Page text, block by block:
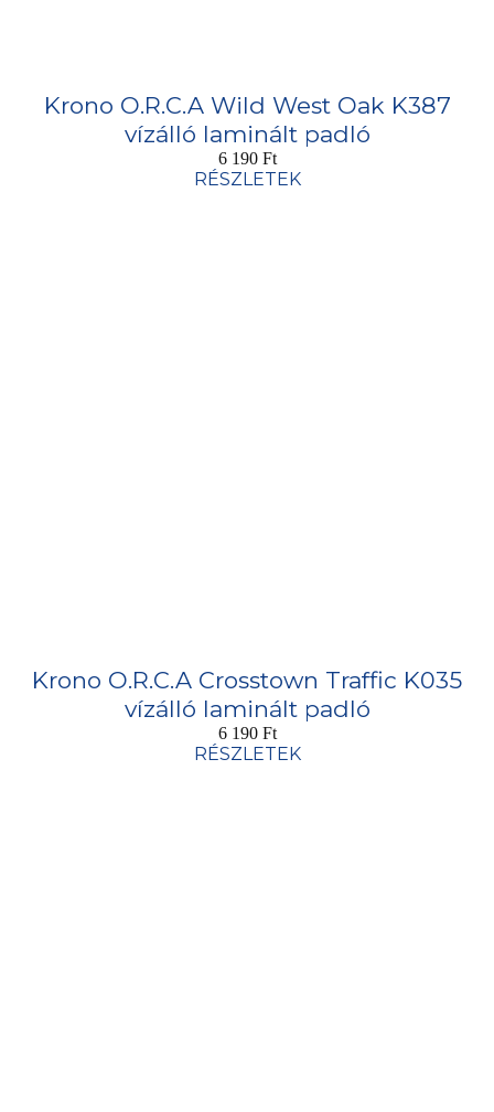
Krono O.R.C.A Wild West Oak K387
vízálló laminált padló
6 190 Ft
RÉSZLETEK
Krono O.R.C.A Crosstown Traffic K035
vízálló laminált padló
6 190 Ft
RÉSZLETEK